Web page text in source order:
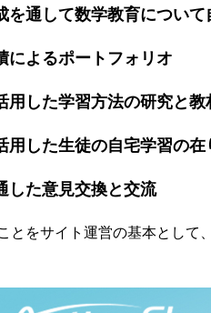
を通して数学教育につい
によるポートフォリオ
用した学習方法の研究と教
用した生徒の自宅学習の在
した意見交換と交流
をサイト運営の基本として